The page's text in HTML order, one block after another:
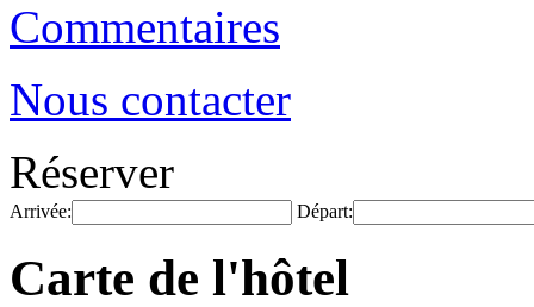
Commentaires
Nous contacter
Réserver
Arrivée: Départ:
Carte de l'hôtel